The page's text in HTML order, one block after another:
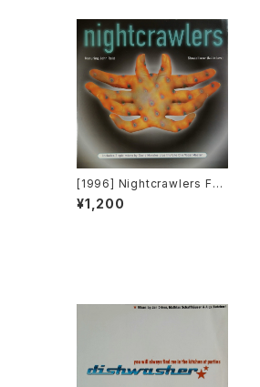
[1996] Nightcrawlers Fea
turing John Reid – Shoul
d I Ever (Fall In Love) [1st
¥1,200